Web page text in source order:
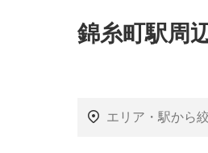
錦糸町駅周